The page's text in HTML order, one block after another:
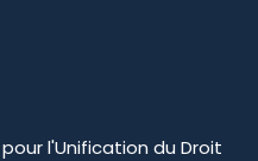
l'Unification du Droit